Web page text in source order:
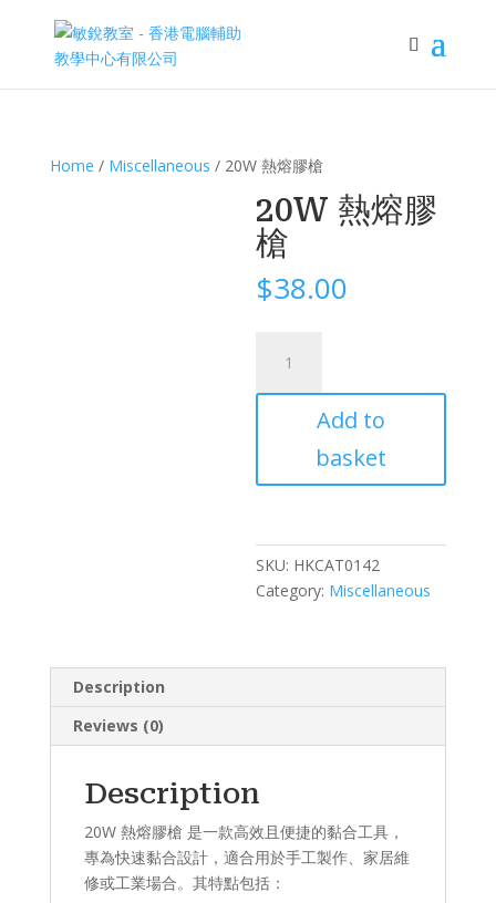
Home / Miscellaneous / 20W 熱熔膠槍
20W 熱熔膠
槍
$38.00
熔
Add to
basket
SKU: HKCAT0142
Category: Miscellaneous
Description
Reviews (0)
Description
20W 熱熔膠槍 是一款高效且便捷的黏合工具，
專為快速黏合設計，適合用於手工製作、家居維
修或工業場合。其特點包括：